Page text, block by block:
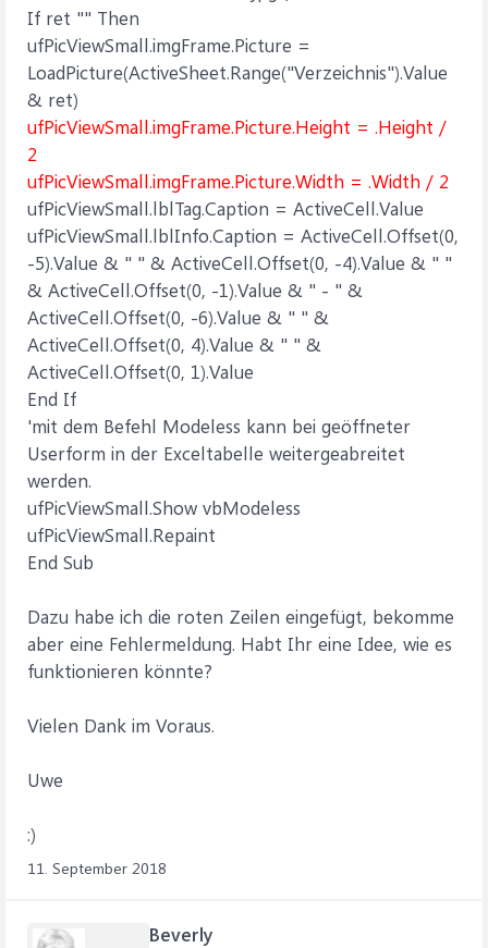
If ret "" Then
ufPicViewSmall.imgFrame.Picture =
LoadPicture(ActiveSheet.Range("Verzeichnis").Value
& ret)
ufPicViewSmall.imgFrame.Picture.Height = .Height /
2
ufPicViewSmall.imgFrame.Picture.Width = .Width / 2
ufPicViewSmall.lblTag.Caption = ActiveCell.Value
ufPicViewSmall.lblInfo.Caption = ActiveCell.Offset(0,
-5).Value & " " & ActiveCell.Offset(0, -4).Value & " "
& ActiveCell.Offset(0, -1).Value & " - " &
ActiveCell.Offset(0, -6).Value & " " &
ActiveCell.Offset(0, 4).Value & " " &
ActiveCell.Offset(0, 1).Value
End If
'mit dem Befehl Modeless kann bei geöffneter
Userform in der Exceltabelle weitergeabreitet
werden.
ufPicViewSmall.Show vbModeless
ufPicViewSmall.Repaint
End Sub
Dazu habe ich die roten Zeilen eingefügt, bekomme
aber eine Fehlermeldung. Habt Ihr eine Idee, wie es
funktionieren könnte?
Vielen Dank im Voraus.
Uwe
:)
11. September 2018
Beverly